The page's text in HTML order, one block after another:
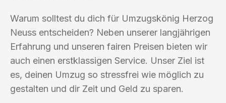
Warum solltest du dich für Umzugskönig Herzog
Neuss entscheiden? Neben unserer langjährigen
Erfahrung und unseren fairen Preisen bieten wir
auch einen erstklassigen Service. Unser Ziel ist
es, deinen Umzug so stressfrei wie möglich zu
gestalten und dir Zeit und Geld zu sparen.